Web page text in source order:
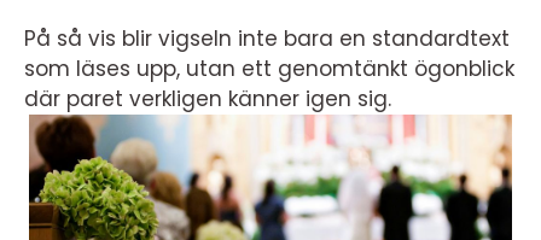
På så vis blir vigseln inte bara en standardtext
som läses upp, utan ett genomtänkt ögonblick
där paret verkligen känner igen sig.